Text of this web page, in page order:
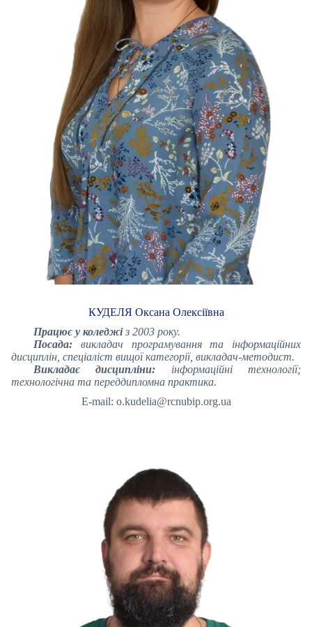
КУДЕЛЯ Оксана Олексіївна
Працює у коледжіз 2003 року.
Посада: викладач програмування та інформаційних
дисциплін, спеціаліст вищої категорії, викладач-методист.
Викладає дисципліни: інформаційні технології;
технологічна та переддипломна практика.
E-mail: o.kudelia@rcnubip.org.ua